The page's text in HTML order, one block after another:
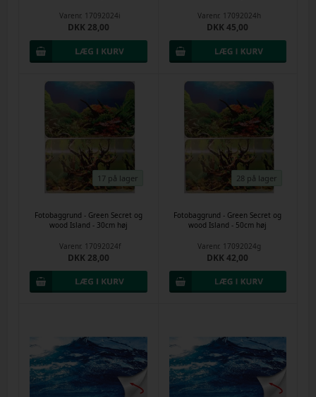
Varenr. 17092024i
DKK 28,00
Varenr. 17092024h
DKK 45,00
17 på lager
Fotobaggrund - Green Secret og
wood Island - 30cm høj
Varenr. 17092024f
DKK 28,00
28 på lager
Fotobaggrund - Green Secret og
wood Island - 50cm høj
Varenr. 17092024g
DKK 42,00